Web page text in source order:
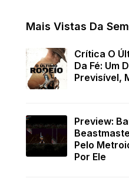
Mais Vistas Da
Crítica O
Da Fé: Um
Previsível,
Preview:
Pelo
Por Ele